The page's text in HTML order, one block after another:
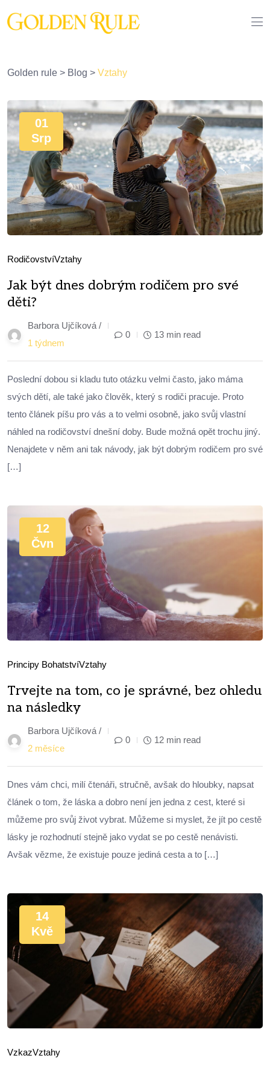
Golden rule > Blog > Vztahy
01
Srp
RodičovstvíVztahy
Jak být dnes dobrým rodičem pro své
děti?
Barbora Ujčíková /
1 týdnem
0 13 min read
Poslední dobou si kladu tuto otázku velmi často, jako máma
svých dětí, ale také jako člověk, který s rodiči pracuje. Proto
tento článek píšu pro vás a to velmi osobně, jako svůj vlastní
náhled na rodičovství dnešní doby. Bude možná opět trochu jiný.
Nenajdete v něm ani tak návody, jak být dobrým rodičem pro své
[…]
12
Čvn
Principy BohatstvíVztahy
Trvejte na tom, co je správné, bez ohledu
na následky
Barbora Ujčíková /
2 měsíce
0 12 min read
Dnes vám chci, milí čtenáři, stručně, avšak do hloubky, napsat
článek o tom, že láska a dobro není jen jedna z cest, které si
můžeme pro svůj život vybrat. Můžeme si myslet, že jít po cestě
lásky je rozhodnutí stejně jako vydat se po cestě nenávisti.
Avšak vězme, že existuje pouze jediná cesta a to […]
14
Kvě
VzkazVztahy